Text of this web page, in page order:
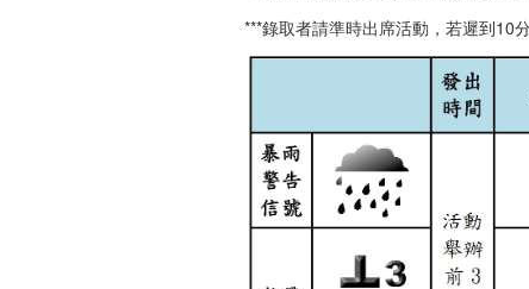
***錄取者請準時出席活動，若遲到10